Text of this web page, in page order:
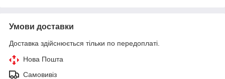
Умови доставки
Доставка здійснюється тільки по передоплаті.
Нова Пошта
Самовивіз